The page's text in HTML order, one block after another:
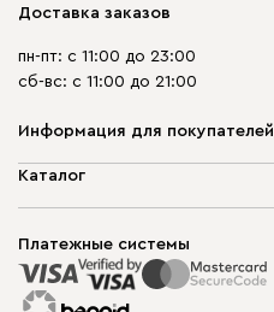
Доставка заказов
пн-пт: с 11:00 до 23:00
сб-вс: с 11:00 до 21:00
Информация для покупателей
О компании
Способы оплаты
Рассрочка и кредит
Гарантия
Каталог
Корпусная мебель
Распродажа мебели
Платежные системы